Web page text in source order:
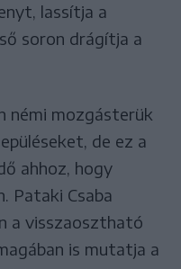
lassítja a
soron drágítja a
némi mozgásterük
de ez a
ahhoz, hogy
Pataki Csaba
a visszaosztható
is mutatja a